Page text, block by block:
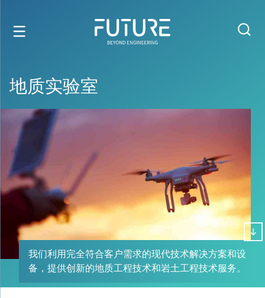
地质实验室
我们利用完全符合客户需求的现代技术解决方案和设
备，提供创新的地质工程技术和岩土工程技术服务。